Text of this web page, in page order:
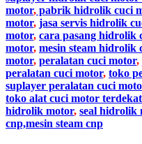
motor, pabrik hidrolik cuci
motor, jasa servis hidrolik
motor, cara pasang hidrolik
motor, mesin steam hidrolik
motor, peralatan cuci motor,
peralatan cuci motor, toko
suplayer peralatan cuci
toko alat cuci motor terdekat
hidrolik motor, seal hidrolik
cnp,mesin steam cnp